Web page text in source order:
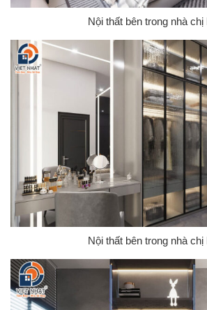
Nội thất bên trong nhà chị
Nội thất bên trong nhà chị